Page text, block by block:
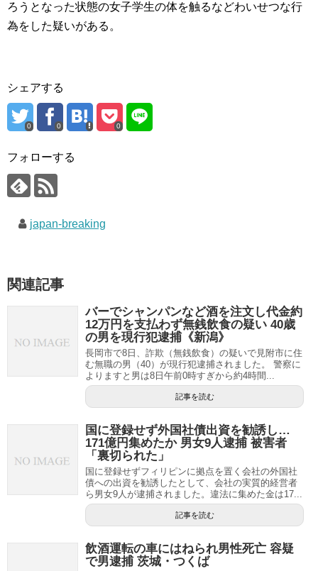
ろうとなった状態の女子学生の体を触るなどわいせつな行
為をした疑いがある。
シェアする
0 0 0
フォローする
japan-breaking
関連記事
バーでシャンパンなど酒を注文し代金約
12万円を支払わず無銭飲食の疑い 40歳
の男を現行犯逮捕《新潟》
長岡市で8日、詐欺（無銭飲食）の疑いで見附市に住
む無職の男（40）が現行犯逮捕されました。 警察に
よりますと男は8日午前0時すぎから約4時間...
記事を読む
国に登録せず外国社債出資を勧誘し…
171億円集めたか 男女9人逮捕 被害者
「裏切られた」
国に登録せずフィリピンに拠点を置く会社の外国社
債への出資を勧誘したとして、会社の実質的経営者
ら男女9人が逮捕されました。違法に集めた金は17...
記事を読む
飲酒運転の車にはねられ男性死亡 容疑
で男逮捕 茨城・つくば